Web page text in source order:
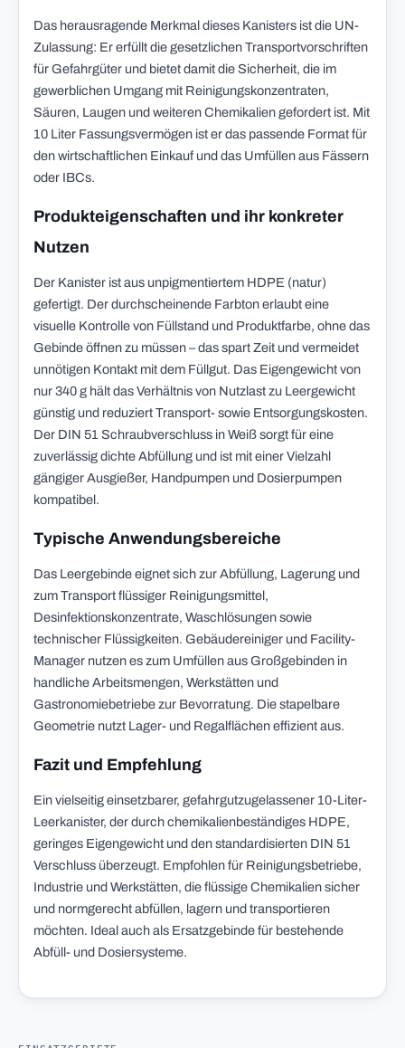
Das herausragende Merkmal dieses Kanisters ist die UN-
Zulassung: Er erfüllt die gesetzlichen Transportvorschriften
für Gefahrgüter und bietet damit die Sicherheit, die im
gewerblichen Umgang mit Reinigungskonzentraten,
Säuren, Laugen und weiteren Chemikalien gefordert ist. Mit
10 Liter Fassungsvermögen ist er das passende Format für
den wirtschaftlichen Einkauf und das Umfüllen aus Fässern
oder IBCs.
Produkteigenschaften und ihr konkreter
Nutzen
Der Kanister ist aus unpigmentiertem HDPE (natur)
gefertigt. Der durchscheinende Farbton erlaubt eine
visuelle Kontrolle von Füllstand und Produktfarbe, ohne das
Gebinde öffnen zu müssen – das spart Zeit und vermeidet
unnötigen Kontakt mit dem Füllgut. Das Eigengewicht von
nur 340 g hält das Verhältnis von Nutzlast zu Leergewicht
günstig und reduziert Transport- sowie Entsorgungskosten.
Der DIN 51 Schraubverschluss in Weiß sorgt für eine
zuverlässig dichte Abfüllung und ist mit einer Vielzahl
gängiger Ausgießer, Handpumpen und Dosierpumpen
kompatibel.
Typische Anwendungsbereiche
Das Leergebinde eignet sich zur Abfüllung, Lagerung und
zum Transport flüssiger Reinigungsmittel,
Desinfektionskonzentrate, Waschlösungen sowie
technischer Flüssigkeiten. Gebäudereiniger und Facility-
Manager nutzen es zum Umfüllen aus Großgebinden in
handliche Arbeitsmengen, Werkstätten und
Gastronomiebetriebe zur Bevorratung. Die stapelbare
Geometrie nutzt Lager- und Regalflächen effizient aus.
Fazit und Empfehlung
Ein vielseitig einsetzbarer, gefahrgutzugelassener 10-Liter-
Leerkanister, der durch chemikalienbeständiges HDPE,
geringes Eigengewicht und den standardisierten DIN 51
Verschluss überzeugt. Empfohlen für Reinigungsbetriebe,
Industrie und Werkstätten, die flüssige Chemikalien sicher
und normgerecht abfüllen, lagern und transportieren
möchten. Ideal auch als Ersatzgebinde für bestehende
Abfüll- und Dosiersysteme.